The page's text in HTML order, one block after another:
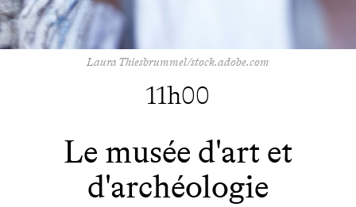
Laura Thiesbrummel/stock.adobe.com
11h00
Le musée d'art et
d'archéologie